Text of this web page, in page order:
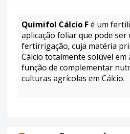
Quimifol Cálcio Fé um
aplicação foliar que pode ser
fertirrigação, cuja matéria
Cálcio totalmente solúvel em
função de complementar
culturas agrícolas em Cálcio.